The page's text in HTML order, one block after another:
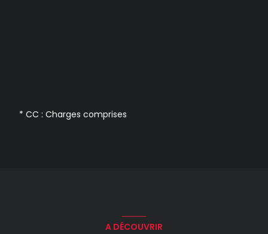
* CC : Charges comprises
A DÉCOUVRIR